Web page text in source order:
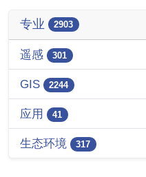
专业 2903
遥感 301
GIS 2244
应用 41
生态环境 317